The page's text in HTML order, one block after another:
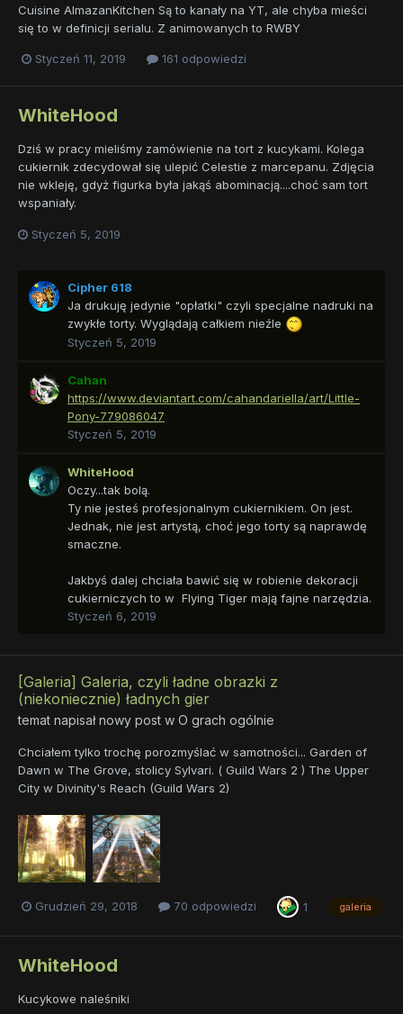
Cuisine AlmazanKitchen Są to kanały na YT, ale chyba mieści
się to w definicji serialu. Z animowanych to RWBY
Styczeń 11, 2019 161 odpowiedzi
WhiteHood
Dziś w pracy mieliśmy zamówienie na tort z kucykami. Kolega
cukiernik zdecydował się ulepić Celestie z marcepanu. Zdjęcia
nie wkleję, gdyż figurka była jakąś abominacją....choć sam tort
wspaniały.
Styczeń 5, 2019
Cipher 618
Ja drukuję jedynie "opłatki" czyli specjalne nadruki na
zwykłe torty. Wyglądają całkiem nieźle
Styczeń 5, 2019
Cahan
https://www.deviantart.com/cahandariella/art/Little-
Pony-779086047
Styczeń 5, 2019
WhiteHood
Oczy...tak bolą.
Ty nie jesteś profesjonalnym cukiernikiem. On jest.
Jednak, nie jest artystą, choć jego torty są naprawdę
smaczne.
Jakbyś dalej chciała bawić się w robienie dekoracji
cukierniczych to w Flying Tiger mają fajne narzędzia.
Styczeń 6, 2019
[Galeria] Galeria, czyli ładne obrazki z
(niekoniecznie) ładnych gier
temat napisał nowy post w O grach ogólnie
Chciałem tylko trochę porozmyślać w samotności... Garden of
Dawn w The Grove, stolicy Sylvari. ( Guild Wars 2 ) The Upper
City w Divinity's Reach (Guild Wars 2)
Grudzień 29, 2018 70 odpowiedzi 1 galeria
WhiteHood
Kucykowe naleśniki